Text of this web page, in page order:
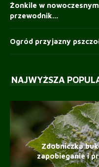
Żonkile w
przewodnik...
Ogród przyjazny
NAJWYŻSZA
Zdobniczka
zapobieganie i